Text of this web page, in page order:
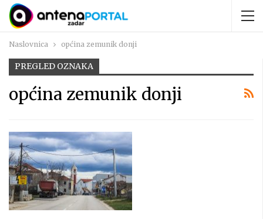
Naslovnica općina zemunik donji
PREGLED OZNAKA
općina zemunik donji